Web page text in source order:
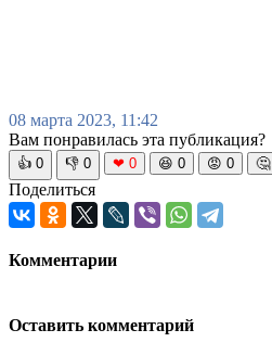
08 марта 2023, 11:42
Вам понравилась эта публикация?
👍 0 👎 0 ❤ 0 😆 0 😡 0 🤔
Поделиться
Комментарии
Оставить комментарий